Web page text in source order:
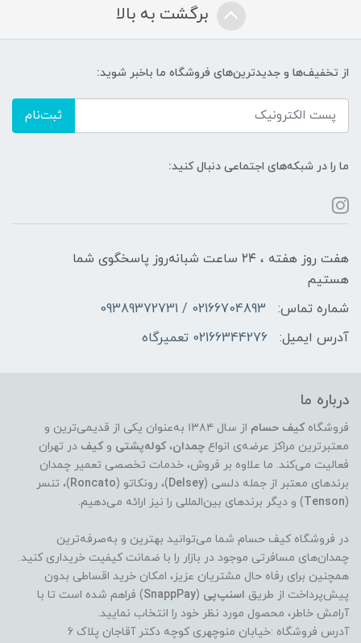
برگشت به بالا
از تخفیف‌ها و جدیدترین‌های فروشگاه ما باخبر شوید:
ثبت‌نام
ما را در شبکه‌های اجتماعی دنبال کنید:
هفت روز هفته ، ۲۴ ساعت شبانه‌روز پاسخگوی شما
هستیم
شماره تماس:
02166704893 / 09389372731
آدرس ایمیل:
02166344276 تعمیرگاه
درباره ما
فروشگاه کیف حسام
از سال ۱۳۸۴ به‌عنوان یکی از قدیمی‌ترین و
معتبرترین مراکز عرضه‌ی انواع چمدان، کوله‌پشتی و کیف در تهران
فعالیت می‌کند. ما علاوه بر فروش، خدمات تخصصی تعمیر چمدان
برندهای معتبر از جمله دلسی (Delsey)، رونکاتو (Roncato)، تنسر
(
Tenson) و دیگر برندهای بین‌المللی را نیز ارائه می‌دهیم.
در فروشگاه کیف حسام شما می‌توانید بهترین و به‌صرفه‌ترین
چمدان‌های مسافرتی موجود در بازار را با ضمانت کیفیت خریداری کنید.
همچنین برای رفاه حال مشتریان عزیز، امکان خرید اقساطی بدون
پیش‌پرداخت از طریق اسنپ‌پی (
SnappPay) فراهم شده است تا با
آرامش خاطر، محصول مورد نظر خود را انتخاب نمایید.
آدرس فروشگاه :خیابان منوچهری کوچه دکتر آقاجان پلاک 6